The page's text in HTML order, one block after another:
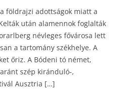
földrajzi adottságok miatt a
után alamennok foglalták
névleges fővárosa lett
a tartomány székhelye. A
őriz. A Bódeni tó német,
szép kiránduló-,
Ausztria […]